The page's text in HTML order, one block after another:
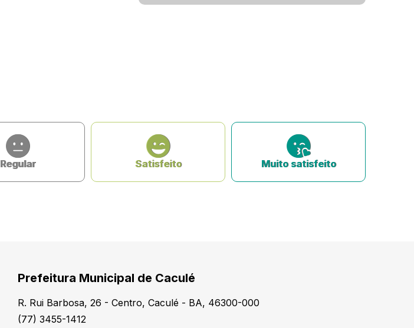
Regular Satisfeito Muito satisfeito
Prefeitura Municipal de Caculé
R. Rui Barbosa, 26 - Centro, Caculé - BA, 46300-000
(77) 3455-1412